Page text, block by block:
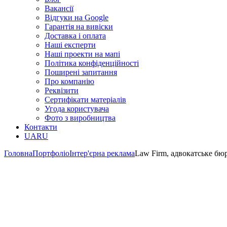
Вакансії
Відгуки на Google
Гарантія на вивіски
Доставка і оплата
Наші експерти
Наші проекти на мапі
Політика конфіденційності
Поширені запитання
Про компанію
Реквізити
Сертифікати матеріалів
Угода користувача
Фото з виробництва
Контакти
UARU
ГоловнаПортфоліоІнтер'єрна рекламаLaw Firm, адвокатське